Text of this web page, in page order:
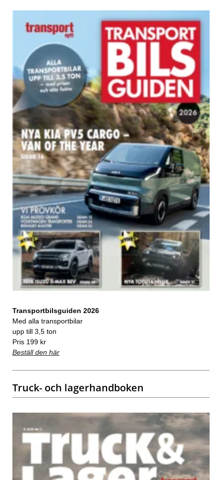
Transportbilsguiden 2026
Med alla transportbilar
upp till 3,5 ton
Pris 199 kr
Beställ den här
Truck- och lagerhandboken